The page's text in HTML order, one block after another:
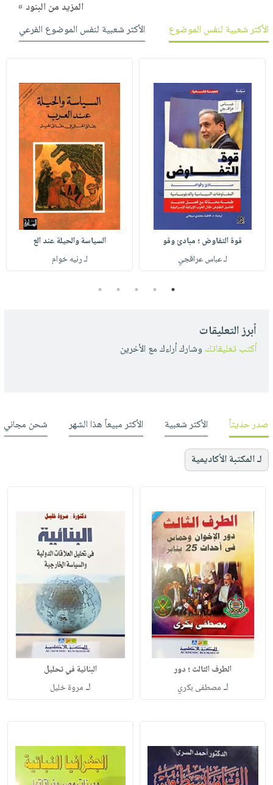
المزيد من البنود »
الأكثر شعبية لنفس الموضوع
الأكثر شعبية لنفس الموضوع الفرعي
قوة التفاوض ؛ مبادئ وقو
لـ عباس عراقجي
السياسة والحيلة عند الع
لـ رنيه خوام
1
2
3
4
5
أبرز التعليقات
أكتب تعليقاتك وشارك أراءك مع الأخرين
صدر حديثاً الأكثر شعبية الأكثر مبيعاً هذا الشهر شحن مجاني
لـ المكتبة الأكاديمية
الطرف الثالث ؛ دور
لـ مصطفى بكري
البنائية في تحليل
لـ مروة خليل